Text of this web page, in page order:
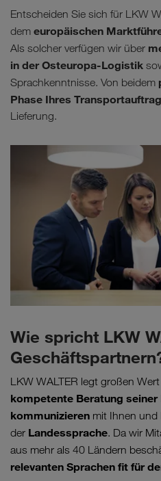
Entscheiden Sie sich für LKW
dem europäischen
Als solcher verfügen wir über
in der Osteuropa-Logistik
Sprachkenntnisse. Von beidem
Phase Ihres
Lieferung.
Wie spricht LKW
LKW WALTER legt großen
kompetente Beratung seiner
kommunizieren mit Ihnen und
der Landessprache. Da wir
aus mehr als 40 Ländern
relevanten Sprachen fit für